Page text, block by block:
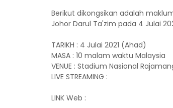
Berikut dikongsikan adalah
Johor Darul Ta'zim pada 4 Julai
TARIKH : 4 Julai 2021 (Ahad)
MASA : 10 malam waktu Malaysia
VENUE : Stadium Nasional
LIVE STREAMING :
LINK Web :